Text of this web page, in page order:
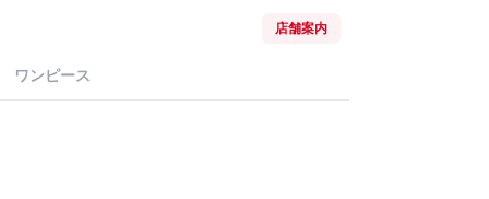
店舗案内
ワンピース